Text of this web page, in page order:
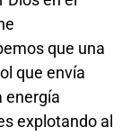
que una
que envía
energía
explotando al